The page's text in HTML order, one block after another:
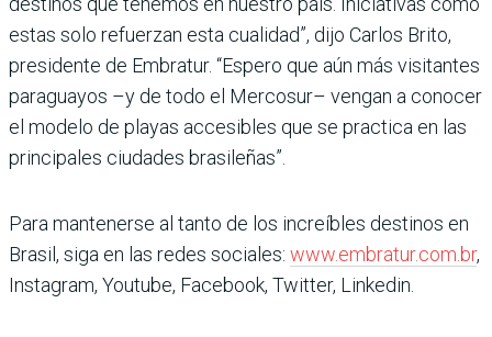
estas solo refuerzan esta cualidad”, dijo Carlos Brito,
presidente de Embratur. “Espero que aún más visitantes
paragua­yos –y de todo el Mercosur– vengan a conocer
el modelo de playas accesibles que se practica en las
principales ciudades brasileñas”.
Para mantenerse al tanto de los increíbles destinos en
Bra­sil, siga en las redes sociales: www.embratur.com.br,
Instagram, Youtube, Face­book, Twitter, Linkedin.­